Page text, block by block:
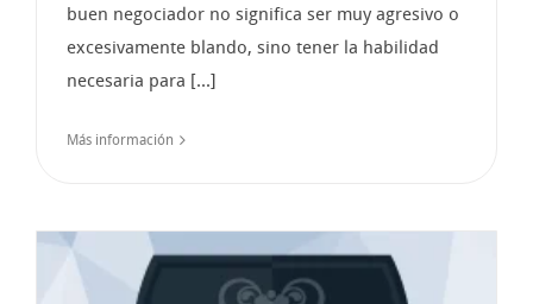
buen negociador no significa ser muy agresivo o
excesivamente blando, sino tener la habilidad
necesaria para [...]
Más información